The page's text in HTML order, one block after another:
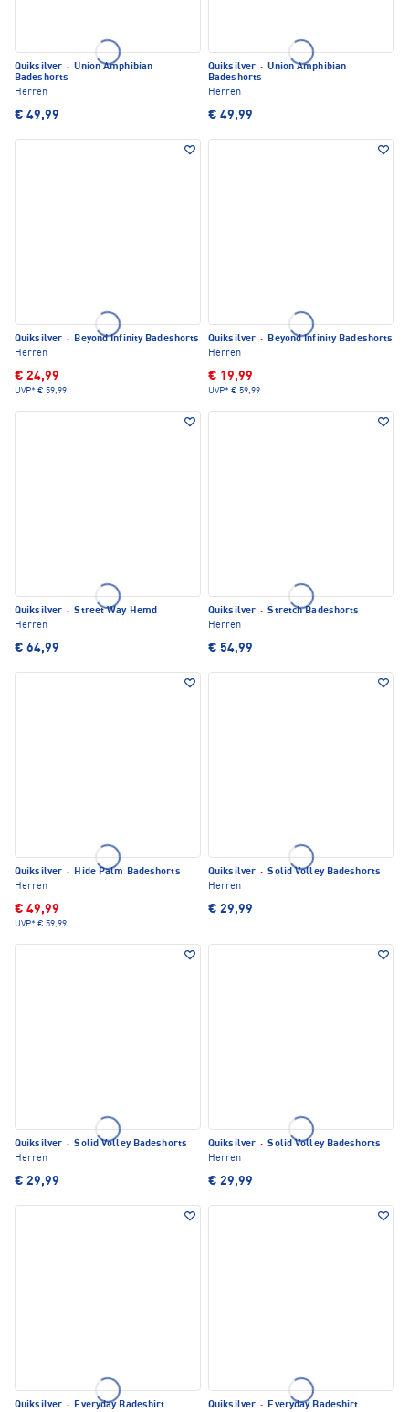
Quiksilver · Union Amphibian
Badeshorts
Herren
€ 49,99
Quiksilver · Union Amphibian
Badeshorts
Herren
€ 49,99
Quiksilver · Beyond Infinity Badeshorts
Herren
€ 24,99
UVP* € 59,99
Quiksilver · Beyond Infinity Badeshorts
Herren
€ 19,99
UVP* € 59,99
Quiksilver · Street Way Hemd
Herren
€ 64,99
Quiksilver · Stretch Badeshorts
Herren
€ 54,99
Quiksilver · Hide Palm Badeshorts
Herren
€ 49,99
UVP* € 59,99
Quiksilver · Solid Volley Badeshorts
Herren
€ 29,99
Quiksilver · Solid Volley Badeshorts
Herren
€ 29,99
Quiksilver · Solid Volley Badeshorts
Herren
€ 29,99
Quiksilver · Everyday Badeshirt
Quiksilver · Everyday Badeshirt